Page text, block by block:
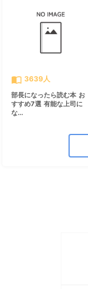
import_contacts 3639人
部長になったら読む本 お
すすめ7選 有能な上司に
な...